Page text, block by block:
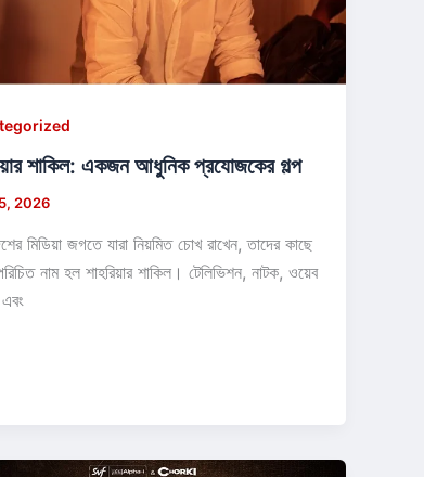
শাকিল: একজন আধুনিক প্রযোজকের গল্প
2026
মিডিয়া জগতে যারা নিয়মিত চোখ রাখেন, তাদের কাছে
নাম হল শাহরিয়ার শাকিল। টেলিভিশন, নাটক, ওয়েব
এবং